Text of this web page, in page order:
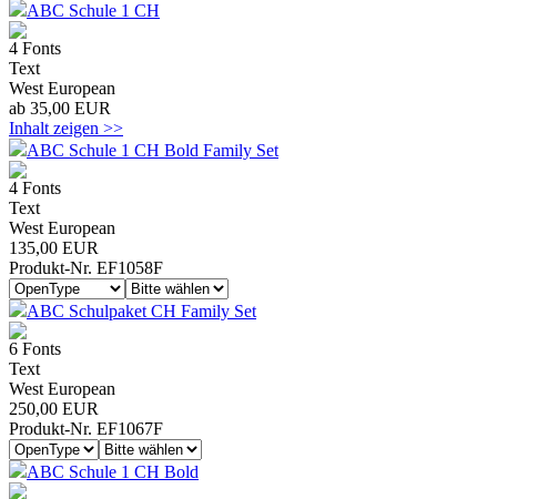
ABC Schule 1 CH
4 Fonts
Text
West European
ab 35,00 EUR
Inhalt zeigen >>
ABC Schule 1 CH Bold Family Set
4 Fonts
Text
West European
135,00 EUR
Produkt-Nr. EF1058F
ABC Schulpaket CH Family Set
6 Fonts
Text
West European
250,00 EUR
Produkt-Nr. EF1067F
ABC Schule 1 CH Bold